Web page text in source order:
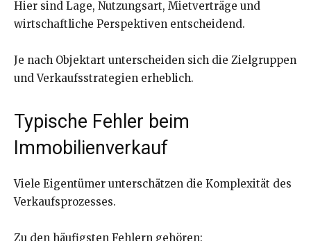
Hier sind Lage, Nutzungsart, Mietverträge und
wirtschaftliche Perspektiven entscheidend.
Je nach Objektart unterscheiden sich die Zielgruppen
und Verkaufsstrategien erheblich.
Typische Fehler beim
Immobilienverkauf
Viele Eigentümer unterschätzen die Komplexität des
Verkaufsprozesses.
Zu den häufigsten Fehlern gehören: